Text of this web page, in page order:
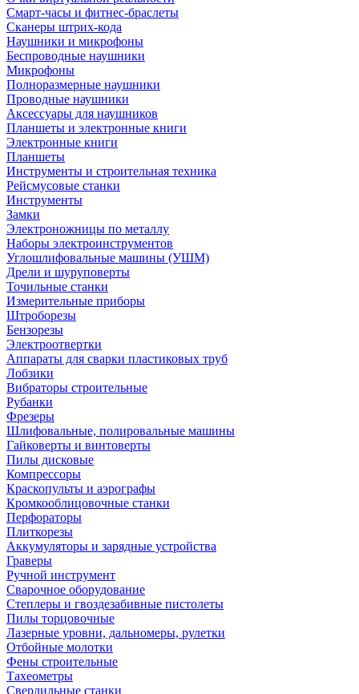
Смарт-часы и фитнес-браслеты
Сканеры штрих-кода
Наушники и микрофоны
Беспроводные наушники
Микрофоны
Полноразмерные наушники
Проводные наушники
Аксессуары для наушников
Планшеты и электронные книги
Электронные книги
Планшеты
Инструменты и строительная техника
Рейсмусовые станки
Инструменты
Замки
Электроножницы по металлу
Наборы электроинструментов
Углошлифовальные машины (УШМ)
Дрели и шуруповерты
Точильные станки
Измерительные приборы
Штроборезы
Бензорезы
Электроотвертки
Аппараты для сварки пластиковых труб
Лобзики
Вибраторы строительные
Рубанки
Фрезеры
Шлифовальные, полировальные машины
Гайковерты и винтоверты
Пилы дисковые
Компрессоры
Краскопульты и аэрографы
Кромкооблицовочные станки
Перфораторы
Плиткорезы
Аккумуляторы и зарядные устройства
Граверы
Ручной инструмент
Сварочное оборудование
Степлеры и гвоздезабивные пистолеты
Пилы торцовочные
Лазерные уровни, дальномеры, рулетки
Отбойные молотки
Фены строительные
Тахеометры
Сверлильные станки